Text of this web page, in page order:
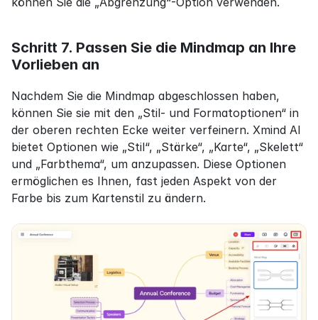
Schritt 7. Passen Sie die Mindmap an Ihre
Vorlieben an
Nachdem Sie die Mindmap abgeschlossen haben,
können Sie sie mit den „Stil- und Formatoptionen“ in
der oberen rechten Ecke weiter verfeinern. Xmind AI
bietet Optionen wie „Stil“, „Stärke“, „Karte“, „Skelett“
und „Farbthema“, um anzupassen. Diese Optionen
ermöglichen es Ihnen, fast jeden Aspekt von der
Farbe bis zum Kartenstil zu ändern.